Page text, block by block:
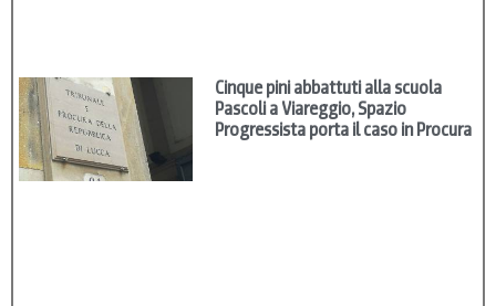
Cinque pini abbattuti alla scuola
Pascoli a Viareggio, Spazio
Progressista porta il caso in Procura